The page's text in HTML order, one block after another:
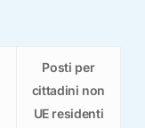
Posti per
cittadini non
UE residenti